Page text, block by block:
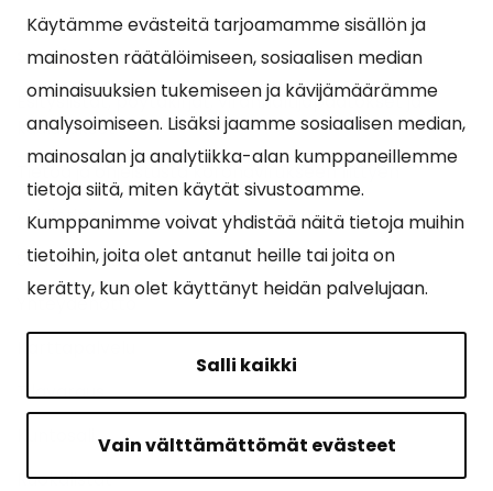
Käytämme evästeitä tarjoamamme sisällön ja
mainosten räätälöimiseen, sosiaalisen median
ominaisuuksien tukemiseen ja kävijämäärämme
analysoimiseen. Lisäksi jaamme sosiaalisen median,
mainosalan ja analytiikka-alan kumppaneillemme
tietoja siitä, miten käytät sivustoamme.
Kumppanimme voivat yhdistää näitä tietoja muihin
tietoihin, joita olet antanut heille tai joita on
kerätty, kun olet käyttänyt heidän palvelujaan.
Salli kaikki
Vain välttämättömät evästeet
Suosituimmat sivut
Esityslistat, pöytäkirjat, viranhaltijapäätökset ja
kuulutukset
Tietoa ja ohjeistusta koronavirukseen liittyen
Asiointipiste
Sähköinen asiointi
Yhteydenotto
Tilavaraus
Ruokalistat